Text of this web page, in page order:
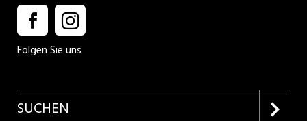
Folgen Sie uns
SUCHEN